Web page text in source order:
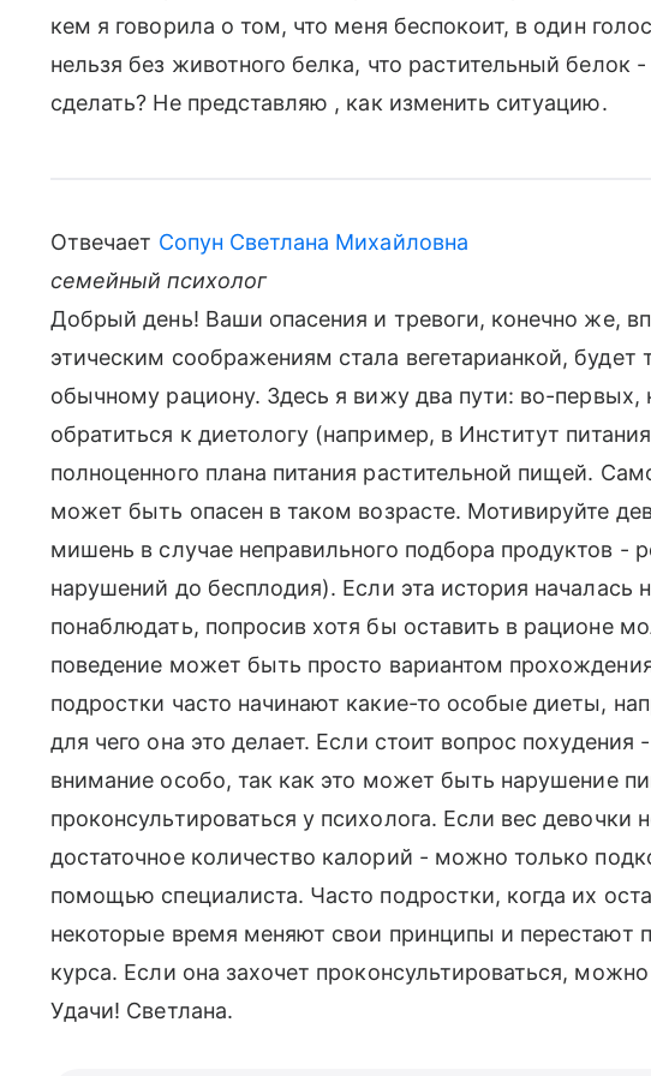
кем я говорила о том, что меня беспокоит, в один
нельзя без животного белка, что растительный белок
сделать? Не представляю , как изменить ситуацию.
Отвечает Сопун Светлана Михайловна
семейный психолог
Добрый день! Ваши опасения и тревоги, конечно же,
этическим соображениям стала вегетарианкой, будет
обычному рациону. Здесь я вижу два пути: во-первых,
обратиться к диетологу (например, в Институт
полноценного плана питания растительной пищей.
может быть опасен в таком возрасте. Мотивируйте
мишень в случае неправильного подбора продуктов -
нарушений до бесплодия). Если эта история началась
понаблюдать, попросив хотя бы оставить в рационе
поведение может быть просто вариантом
подростки часто начинают какие-то особые диеты,
для чего она это делает. Если стоит вопрос похудения
внимание особо, так как это может быть нарушение
проконсультироваться у психолога. Если вес девочки
достаточное количество калорий - можно только
помощью специалиста. Часто подростки, когда их
некоторые время меняют свои принципы и перестают
курса. Если она захочет проконсультироваться,
Удачи! Светлана.